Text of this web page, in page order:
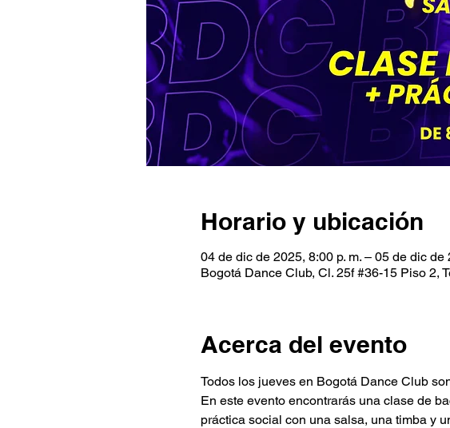
Horario y ubicación
04 de dic de 2025, 8:00 p. m. – 05 de dic de
Bogotá Dance Club, Cl. 25f #36-15 Piso 2,
Acerca del evento
Todos los jueves en Bogotá Dance Club
En este evento encontrarás una clase de
práctica social con una salsa, una timba y